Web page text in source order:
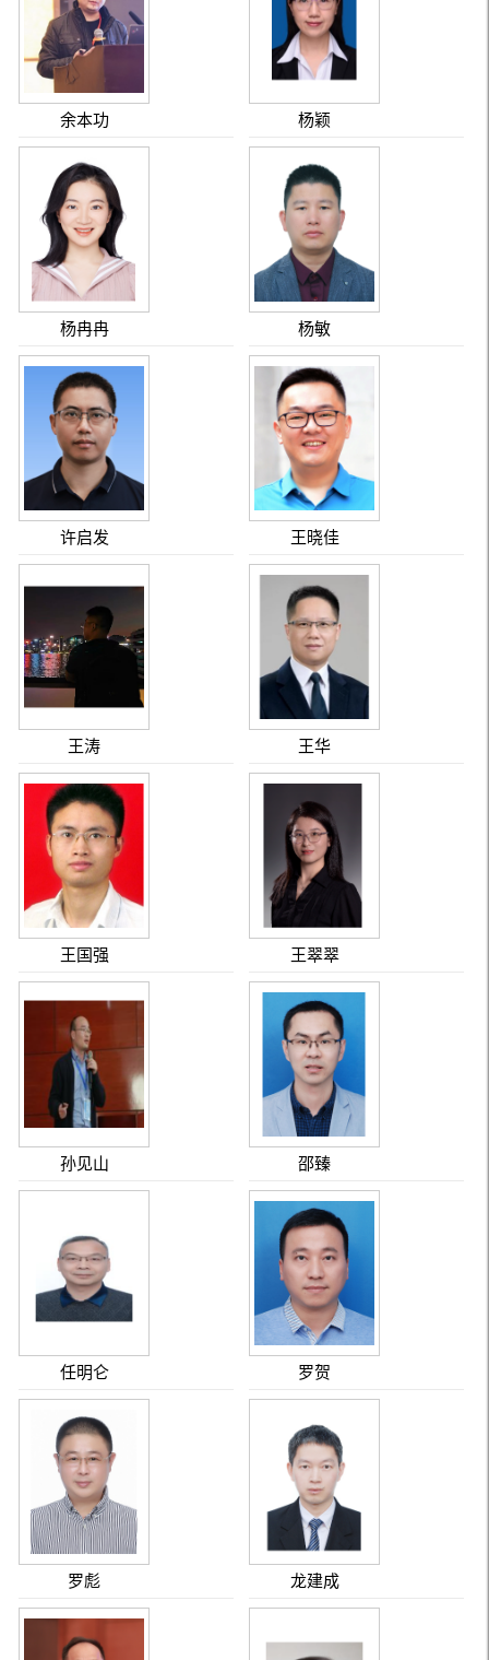
余本功 杨颖
杨冉冉 杨敏
许启发 王晓佳
王涛 王华
王国强 王翠翠
孙见山 邵臻
任明仑 罗贺
罗彪 龙建成